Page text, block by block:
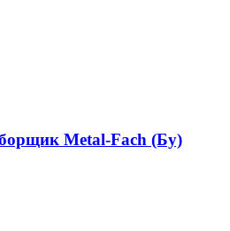
Metal-Fach (Бу)